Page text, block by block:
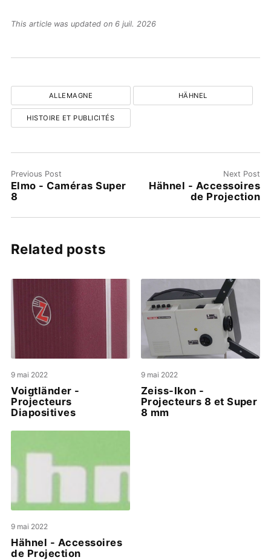
This article was updated on 6 juil. 2026
ALLEMAGNE HÄHNEL
HISTOIRE ET PUBLICITÉS
Previous Post
Elmo - Caméras Super
8
Next Post
Hähnel - Accessoires
de Projection
Related posts
9 mai 2022
Voigtländer -
Projecteurs
Diapositives
9 mai 2022
Zeiss-Ikon -
Projecteurs 8 et Super
8 mm
9 mai 2022
Hähnel - Accessoires
de Projection